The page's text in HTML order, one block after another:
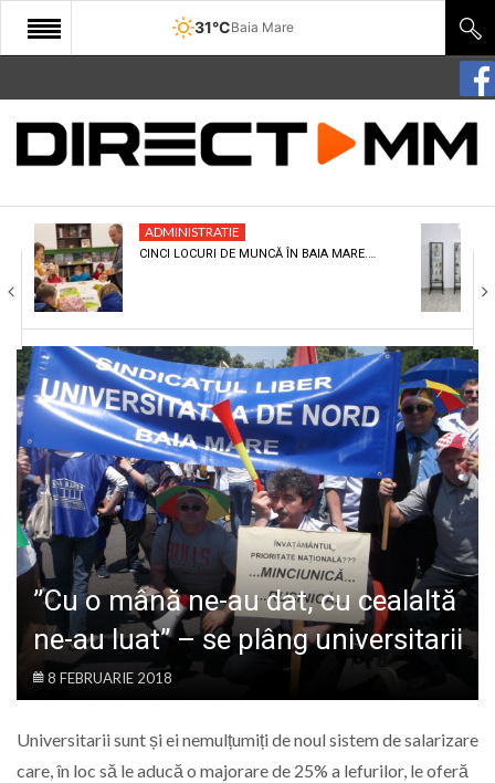
31°CBaia Mare
START
COMUNITATE
CULTURA
ECONOMIE
SANATATE
SPORT
SPECIAL
POLITIC
LIFE
ADMINISTRATIE
CINCI LOCURI DE MUNCĂ ÎN BAIA MARE.…
”Cu o mână ne-au dat, cu cealaltă
ne-au luat” – se plâng universitarii
8 FEBRUARIE 2018
Universitarii sunt și ei nemulțumiți de noul sistem de salarizare
care, în loc să le aducă o majorare de 25% a lefurilor, le oferă